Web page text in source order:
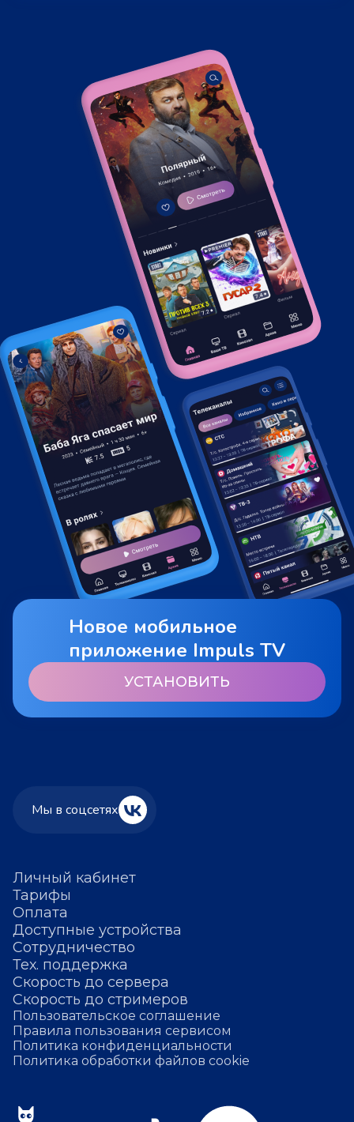
Новое мобильное
приложение Impuls TV
УСТАНОВИТЬ
Личный кабинет
Тарифы
Оплата
Доступные устройства
Сотрудничество
Тех. поддержка
Скорость до сервера
Скорость до стримеров
Пользовательское соглашение
Правила пользования сервисом
Политика конфиденциальности
Политика обработки файлов cookie
Мы в соцсетях